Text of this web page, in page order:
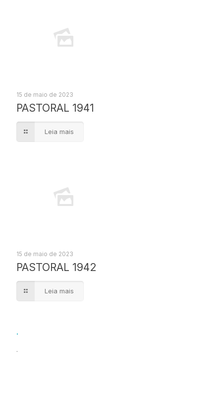
15 de maio de 2023
PASTORAL 1941
Leia mais
15 de maio de 2023
PASTORAL 1942
Leia mais
.
.